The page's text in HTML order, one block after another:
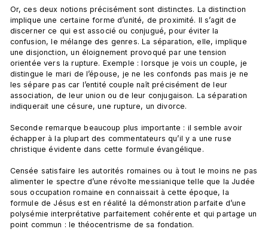
Or, ces deux notions précisément sont distinctes. La distinction
implique une certaine forme d’unité, de proximité. Il s’agit de
discerner ce qui est associé ou conjugué, pour éviter la
confusion, le mélange des genres. La séparation, elle, implique
une disjonction, un éloignement provoqué par une tension
orientée vers la rupture. Exemple : lorsque je vois un couple, je
distingue le mari de l’épouse, je ne les confonds pas mais je ne
les sépare pas car l’entité couple naît précisément de leur
association, de leur union ou de leur conjugaison. La séparation
indiquerait une césure, une rupture, un divorce.
Seconde remarque beaucoup plus importante : il semble avoir
échapper à la plupart des commentateurs qu’il y a une ruse
christique évidente dans cette formule évangélique.
Censée satisfaire les autorités romaines ou à tout le moins ne pas
alimenter le spectre d’une révolte messianique telle que la Judée
sous occupation romaine en connaissait à cette époque, la
formule de Jésus est en réalité la démonstration parfaite d’une
polysémie interprétative parfaitement cohérente et qui partage un
point commun : le théocentrisme de sa fondation.